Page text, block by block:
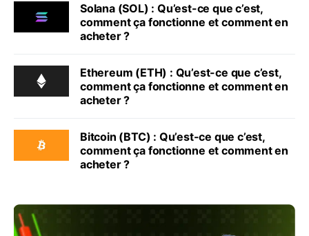
Solana (SOL) : Qu’est-ce que c’est,
comment ça fonctionne et comment en
acheter ?
Ethereum (ETH) : Qu’est-ce que c’est,
comment ça fonctionne et comment en
acheter ?
Bitcoin (BTC) : Qu’est-ce que c’est,
comment ça fonctionne et comment en
acheter ?